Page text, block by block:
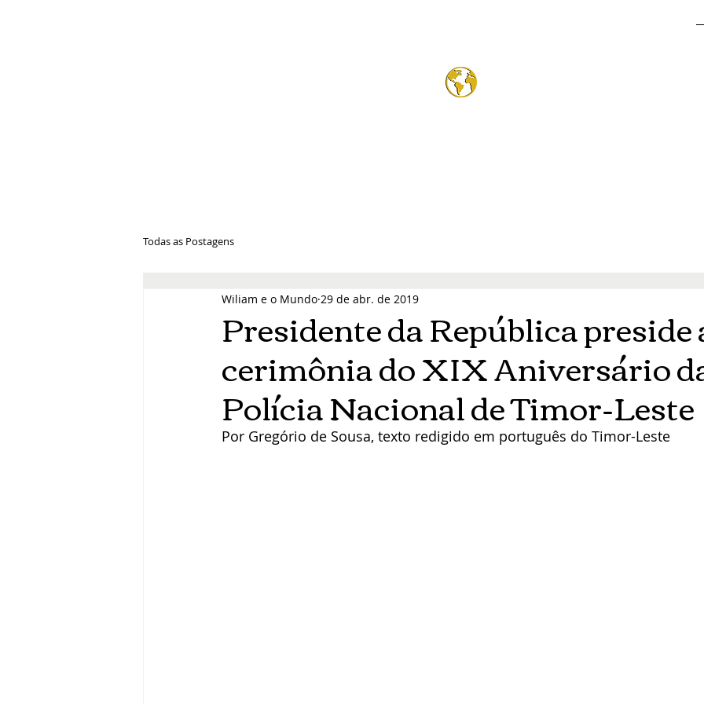
Wiliam e o Mund
Todas as Postagens
Presidente da República preside
cerimônia do XIX Aniversário
Polícia Nacional de Timor-Leste
Wiliam e o Mundo 29 de abr. de 2019
Por Gregório de Sousa, texto redigido em português do Timor-Leste